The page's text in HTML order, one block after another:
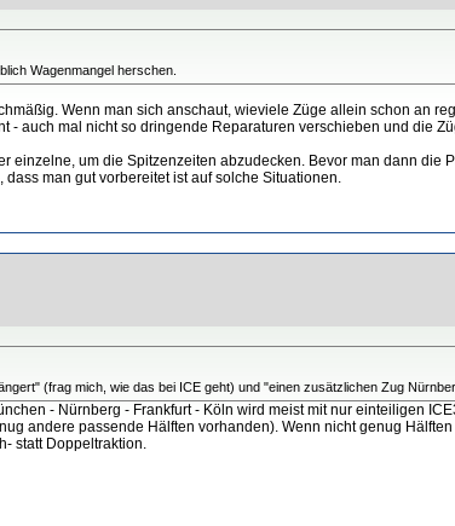
Wagenmangel herschen.
Wenn man sich anschaut, wieviele Züge allein schon an
auch mal nicht so dringende Reparaturen verschieben und die
um die Spitzenzeiten abzudecken. Bevor man dann die
man gut vorbereitet ist auf solche Situationen.
(frag mich, wie das bei ICE geht) und "einen zusätzlichen Zug
- Nürnberg - Frankfurt - Köln wird meist mit nur einteiligen
andere passende Hälften vorhanden). Wenn nicht genug
statt Doppeltraktion.